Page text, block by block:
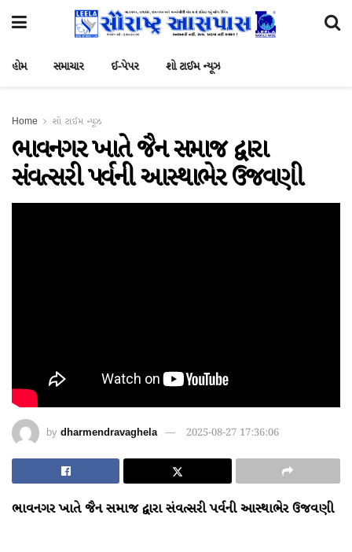
હોમ સમાચાર ઈ-પેપર શો ટાઈમ ન્યૂઝ
Home શો ટાઈમ ન્યૂઝ
ભાવનગર ખાતે જૈન સમાજ દ્વારા
સંવત્સરી પર્વની આસ્થાભેર ઉજવણી
by dharmendravaghela 2025-08-27 17:36:06
ભાવનગર ખાતે જૈન સમાજ દ્વારા સંવત્સરી પર્વની આસ્થાભેર ઉજવણી